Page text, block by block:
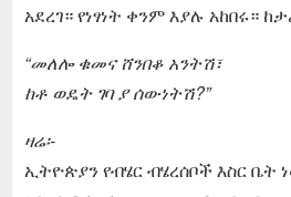
አደረገ። የነፃነት ቀንም እያሉ አከበሩ።
“መለሎ ቁመና ሸንበቆ አንትሽ፣
ከቶ ወዴት ገባ ያ ሰውነትሽ?”
ዛሬ፡-
ኢትዮጵያን የብሄር ብሄረሰቦች እስር ቤት